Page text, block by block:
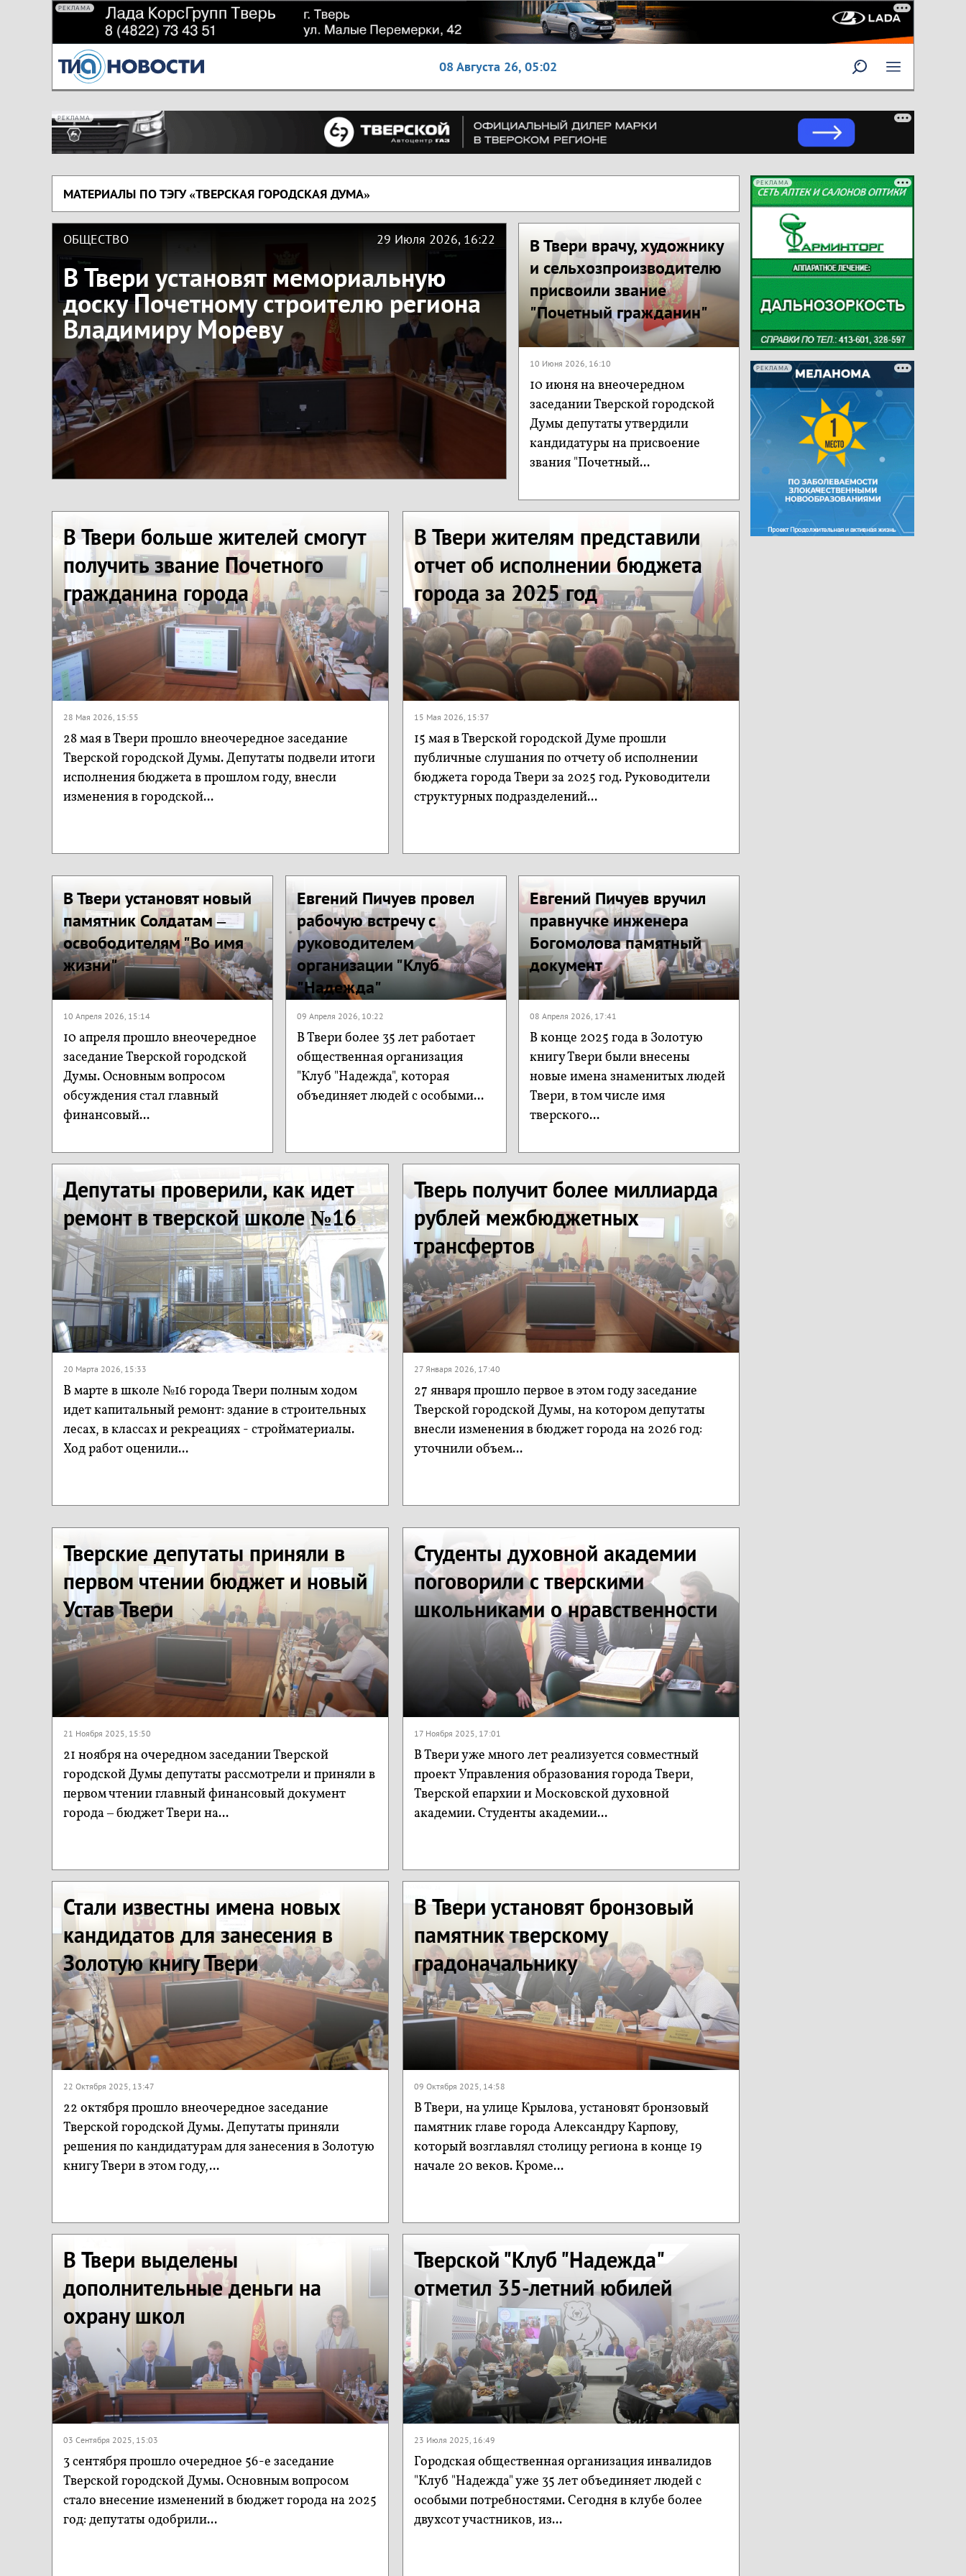
РЕКЛАМА
08 Августа 26,05:02
РЕКЛАМА
МАТЕРИАЛЫ ПО ТЭГУ «ТВЕРСКАЯ ГОРОДСКАЯ ДУМА»
ОБЩЕСТВО 29 Июля 2026, 16:22
В Твери установят мемориальную
доску Почетному строителю региона
Владимиру Мореву
В Твери врачу, художнику
и сельхозпроизводителю
присвоили звание
"Почетный гражданин"
10 Июня 2026, 16:10
10 июня на внеочередном
заседании Тверской городской
Думы депутаты утвердили
кандидатуры на присвоение
звания "Почетный...
В Твери больше жителей смогут
получить звание Почетного
гражданина города
28 Мая 2026, 15:55
28 мая в Твери прошло внеочередное заседание
Тверской городской Думы. Депутаты подвели итоги
исполнения бюджета в прошлом году, внесли
изменения в городской...
В Твери жителям представили
отчет об исполнении бюджета
города за 2025 год
15 Мая 2026, 15:37
15 мая в Тверской городской Думе прошли
публичные слушания по отчету об исполнении
бюджета города Твери за 2025 год. Руководители
структурных подразделений...
В Твери установят новый
памятник Солдатам –
освободителям "Во имя
жизни"
10 Апреля 2026, 15:14
10 апреля прошло внеочередное
заседание Тверской городской
Думы. Основным вопросом
обсуждения стал главный
финансовый...
Евгений Пичуев провел
рабочую встречу с
руководителем
организации "Клуб
"Надежда"
09 Апреля 2026, 10:22
В Твери более 35 лет работает
общественная организация
"Клуб "Надежда", которая
объединяет людей с особыми...
Евгений Пичуев вручил
правнучке инженера
Богомолова памятный
документ
08 Апреля 2026, 17:41
В конце 2025 года в Золотую
книгу Твери были внесены
новые имена знаменитых людей
Твери, в том числе имя
тверского...
Депутаты проверили, как идет
ремонт в тверской школе №16
20 Марта 2026, 15:33
В марте в школе №16 города Твери полным ходом
идет капитальный ремонт: здание в строительных
лесах, в классах и рекреациях - стройматериалы.
Ход работ оценили...
Тверь получит более миллиарда
рублей межбюджетных
трансфертов
27 Января 2026, 17:40
27 января прошло первое в этом году заседание
Тверской городской Думы, на котором депутаты
внесли изменения в бюджет города на 2026 год:
уточнили объем...
Тверские депутаты приняли в
первом чтении бюджет и новый
Устав Твери
21 Ноября 2025, 15:50
21 ноября на очередном заседании Тверской
городской Думы депутаты рассмотрели и приняли в
первом чтении главный финансовый документ
города – бюджет Твери на...
Студенты духовной академии
поговорили с тверскими
школьниками о нравственности
17 Ноября 2025, 17:01
В Твери уже много лет реализуется совместный
проект Управления образования города Твери,
Тверской епархии и Московской духовной
академии. Студенты академии...
Стали известны имена новых
кандидатов для занесения в
Золотую книгу Твери
22 Октября 2025, 13:47
22 октября прошло внеочередное заседание
Тверской городской Думы. Депутаты приняли
решения по кандидатурам для занесения в Золотую
книгу Твери в этом году,...
В Твери установят бронзовый
памятник тверскому
градоначальнику
09 Октября 2025, 14:58
В Твери, на улице Крылова, установят бронзовый
памятник главе города Александру Карпову,
который возглавлял столицу региона в конце 19
начале 20 веков. Кроме...
В Твери выделены
дополнительные деньги на
охрану школ
03 Сентября 2025, 15:03
3 сентября прошло очередное 56-е заседание
Тверской городской Думы. Основным вопросом
стало внесение изменений в бюджет города на 2025
год: депутаты одобрили...
Тверской "Клуб "Надежда"
отметил 35-летний юбилей
23 Июля 2025, 16:49
Городская общественная организация инвалидов
"Клуб "Надежда" уже 35 лет объединяет людей с
особыми потребностями. Сегодня в клубе более
двухсот участников, из...
РЕКЛАМА
РЕКЛАМА